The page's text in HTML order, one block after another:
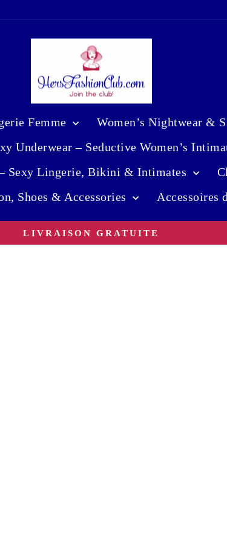
Femme
Women’s Nightwear &
Underwear – Seductive Women’s
Sexy Lingerie, Bikini & Intimates
Shoes & Accessories
Accessoires
LIVRAISON GRATUITE